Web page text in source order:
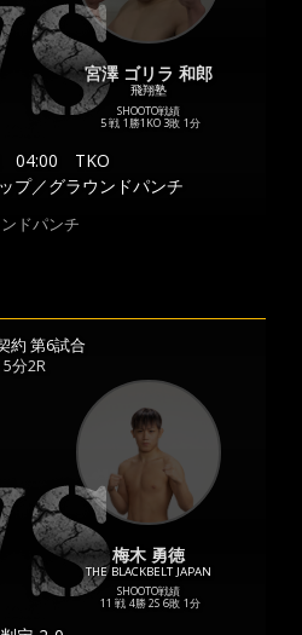
宮澤 ゴリラ 和郎
飛翔塾
SHOOTO戦績
5 戦 1勝1KO 3敗 1分
04:00
TKO
プ／グラウンドパンチ
ドパンチ
約 第6試合
5分2R
梅木 勇徳
THE BLACKBELT JAPAN
SHOOTO戦績
11 戦 4勝 2S 6敗 1分